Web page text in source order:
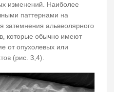
изменений. Наиболее
паттернами на
затемнения альвеолярного
которые обычно имеют
от опухолевых или
(рис. 3,4).